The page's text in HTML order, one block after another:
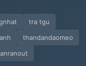
tra tgu
thandandaomeo